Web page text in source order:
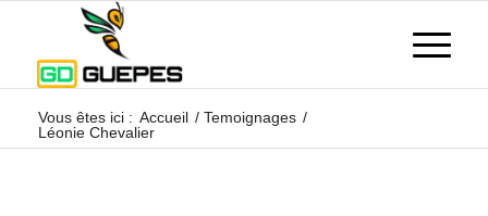
Vous êtes ici : Accueil / Temoignages /
Léonie Chevalier